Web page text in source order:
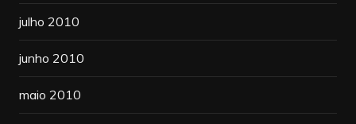
julho 2010
junho 2010
maio 2010